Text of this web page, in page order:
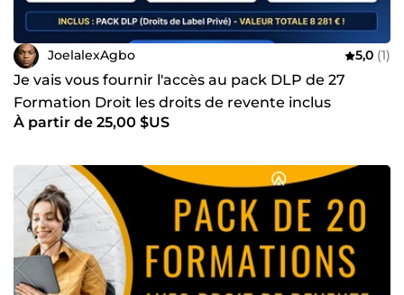
JoelalexAgbo 5,0 (1)
Je vais vous fournir l'accès au pack DLP de 27
Formation Droit les droits de revente inclus
À partir de 25,00 $US